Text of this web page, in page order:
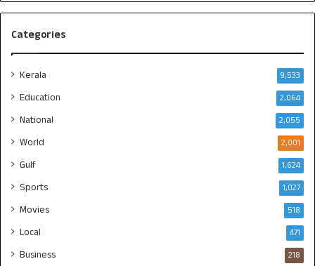
Categories
Kerala 9,533
Education 2,064
National 2,055
World 2,001
Gulf 1,624
Sports 1,027
Movies 518
Local 471
Business 218